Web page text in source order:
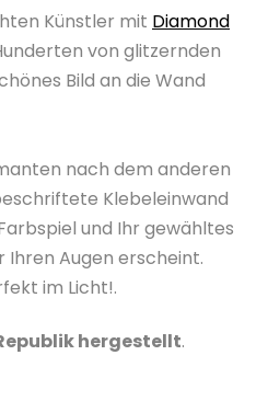
Künstler mit Diamond
von glitzernden
Bild an die Wand
nach dem anderen
Klebeleinwand
und Ihr gewähltes
Ihren Augen erscheint.
im Licht!.
hergestellt.